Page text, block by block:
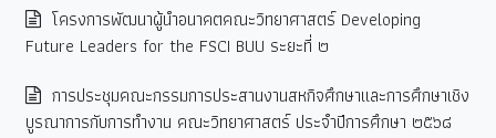
โครงการพัฒนาผู้นำอนาคตคณะวิทยาศาสตร์ Developing
Future Leaders for the FSCI BUU ระยะที่ ๒
การประชุมคณะกรรมการประสานงานสหกิจศึกษาและการศึกษาเชิง
บูรณาการกับการทำงาน คณะวิทยาศาสตร์ ประจำปีการศึกษา ๒๕๖๘